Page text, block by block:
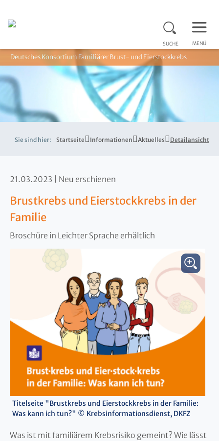
SUCHE MENÜ
Deutsches Konsortium Familiärer Brust- und Eierstockkrebs
Sie sind hier: Startseite Informationen Aktuelles Detailansicht
21.03.2023 Neu erschienen
Brustkrebs und Eierstockkrebs in der
Familie
Broschüre in Leichter Sprache erhältlich
Titelseite "Brustkrebs und Eierstockkrebs in der Familie:
Was kann ich tun?" © Krebsinformationsdienst, DKFZ
Was ist mit familiärem Krebsrisiko gemeint? Wie lässt